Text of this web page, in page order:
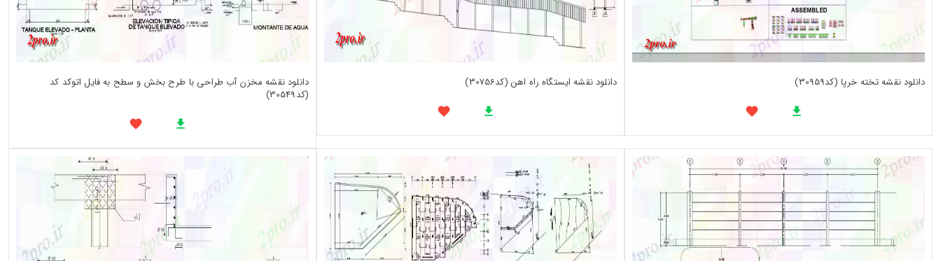
دانلود نقشه تخته خرپا (کد30959) دانلود نقشه ایستگاه راه اهن (کد30756)
دانلود نقشه مخزن آب طراحی با طرح بخش و سطح به فایل اتوکد کد
(کد30549)